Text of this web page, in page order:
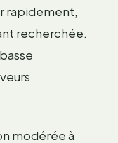
rapidement,
recherchée.
modérée à